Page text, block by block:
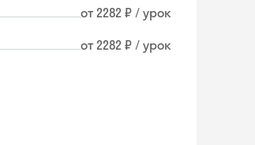
от 2282 ₽ / урок
от 2282 ₽ / урок